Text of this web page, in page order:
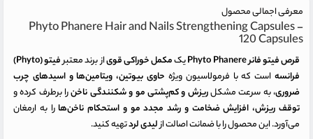
معرفی اجمالی محصول
Phyto Phanere Hair and Nails Strengthening Capsules -
120 Capsules
قرص فیتو فانر Phyto Phanere یکمکمل خوراکی قویاز برند معتبر
فیتو (Phyto)
فرانسهاست که با فرمولاسیون ویژه حاوی بیوتین، ویتامین‌ها و اسیدهای چرب
ضروری، به سرعت مشکلریزش و کم‌پشتی مو و شکنندگی ناخنرا برطرف کرده و
توقف ریزش، افزایش ضخامت و رشد مجدد مو و استحکام ناخن‌هارا به ارمغان
می‌آورد. این محصول را با ضمانت اصالت ازلیدی لردتهیه کنید.